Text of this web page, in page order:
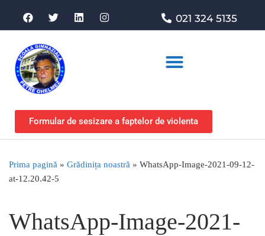
021 324 5135
Formular de sesizare a faptelor de violenta
Prima pagină » Grădinița noastră » WhatsApp-Image-2021-09-12-
at-12.20.42-5
WhatsApp-Image-2021-